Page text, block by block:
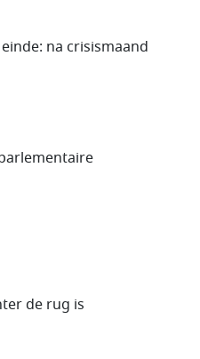
na crisismaand
de rug is